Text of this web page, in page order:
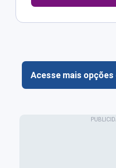
Acesse mais